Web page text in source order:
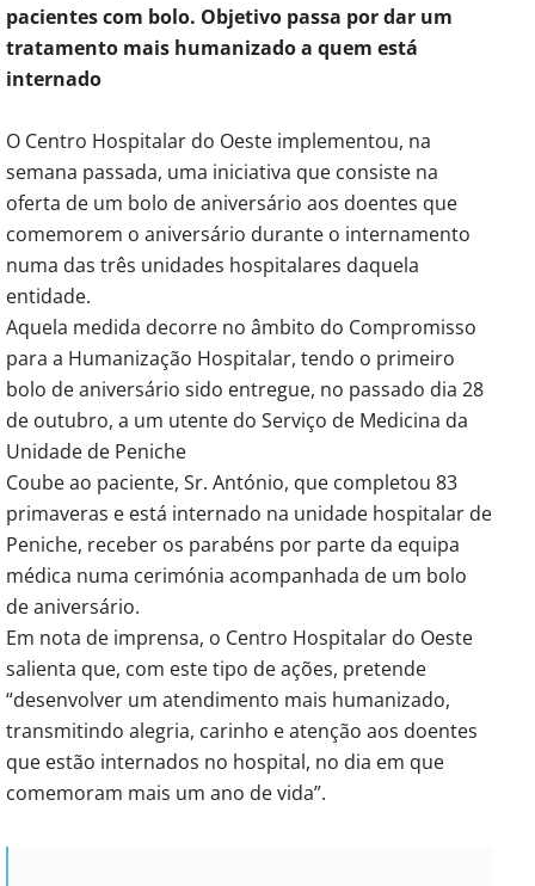
pacientes com bolo. Objetivo passa por dar um
tratamento mais humanizado a quem está
internado
O Centro Hospitalar do Oeste implementou, na
semana passada, uma iniciativa que consiste na
oferta de um bolo de aniversário aos doentes que
comemorem o aniversário durante o internamento
numa das três unidades hospitalares daquela
entidade.
Aquela medida decorre no âmbito do Compromisso
para a Humanização Hospitalar, tendo o primeiro
bolo de aniversário sido entregue, no passado dia 28
de outubro, a um utente do Serviço de Medicina da
Unidade de Peniche
Coube ao paciente, Sr. António, que completou 83
primaveras e está internado na unidade hospitalar de
Peniche, receber os parabéns por parte da equipa
médica numa cerimónia acompanhada de um bolo
de aniversário.
Em nota de imprensa, o Centro Hospitalar do Oeste
salienta que, com este tipo de ações, pretende
“desenvolver um atendimento mais humanizado,
transmitindo alegria, carinho e atenção aos doentes
que estão internados no hospital, no dia em que
comemoram mais um ano de vida”.